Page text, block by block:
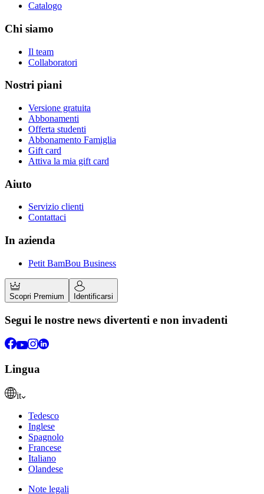
Catalogo
Chi siamo
Il team
Collaboratori
Nostri piani
Versione gratuita
Abbonamenti
Offerta studenti
Abbonamento Famiglia
Gift card
Attiva la mia gift card
Aiuto
Servizio clienti
Contattaci
In azienda
Petit BamBou Business
Scopri Premium Identificarsi
Segui le nostre news divertenti e non invadenti
Lingua
it
Tedesco
Inglese
Spagnolo
Francese
Italiano
Olandese
Note legali